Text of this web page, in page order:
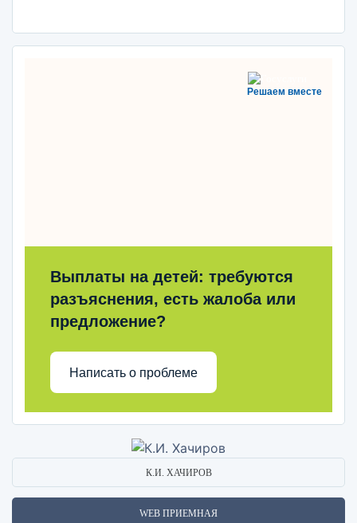
Решаем вместе
Выплаты на детей: требуются
разъяснения, есть жалоба или
предложение?
Написать о проблеме
К.И. ХАЧИРОВ
WEB ПРИЕМНАЯ